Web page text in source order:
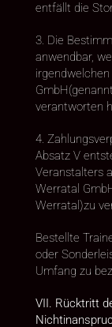
entfällt die
3. Die
anwendbar,
verantworten
4.
Absatz V
Veranstalters
Werratal
Werratal)zu
Bestellte
oder
Umfang zu
VII. Rücktritt